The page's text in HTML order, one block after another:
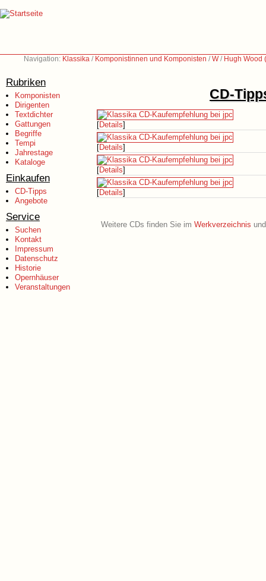
Navigation: Klassika / Komponistinnen und Komponisten /W/ Hugh Wood
Rubriken
Komponisten
Dirigenten
Textdichter
Gattungen
Begriffe
Tempi
Jahrestage
Kataloge
Einkaufen
CD-Tipps
Angebote
Service
Suchen
Kontakt
Impressum
Datenschutz
Historie
Opernhäuser
Veranstaltungen
CD-
[Details]
[Details]
[Details]
[Details]
Weitere CDs finden Sie im Werkverzeichnis